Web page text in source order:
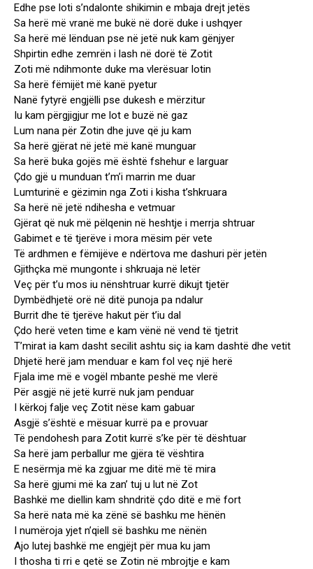
Edhe pse loti s’ndalonte shikimin e mbaja drejt jetës
Sa herë më vranë me bukë në dorë duke i ushqyer
Sa herë më lënduan pse në jetë nuk kam gënjyer
Shpirtin edhe zemrën i lash në dorë të Zotit
Zoti më ndihmonte duke ma vlerësuar lotin
Sa herë fëmijët më kanë pyetur
Nanë fytyrë engjëlli pse dukesh e mërzitur
Iu kam përgjigjur me lot e buzë në gaz
Lum nana për Zotin dhe juve që ju kam
Sa herë gjërat në jetë më kanë munguar
Sa herë buka gojës më është fshehur e larguar
Çdo gjë u munduan t’m’i marrin me duar
Lumturinë e gëzimin nga Zoti i kisha t’shkruara
Sa herë në jetë ndihesha e vetmuar
Gjërat që nuk më pëlqenin në heshtje i merrja shtruar
Gabimet e të tjerëve i mora mësim për vete
Të ardhmen e fëmijëve e ndërtova me dashuri për jetën
Gjithçka më mungonte i shkruaja në letër
Veç për t’u mos iu nënshtruar kurrë dikujt tjetër
Dymbëdhjetë orë në ditë punoja pa ndalur
Burrit dhe të tjerëve hakut për t’iu dal
Çdo herë veten time e kam vënë në vend të tjetrit
T’mirat ia kam dasht secilit ashtu siç ia kam dashtë dhe vetit
Dhjetë herë jam menduar e kam fol veç një herë
Fjala ime më e vogël mbante peshë me vlerë
Për asgjë në jetë kurrë nuk jam penduar
I kërkoj falje veç Zotit nëse kam gabuar
Asgjë s’është e mësuar kurrë pa e provuar
Të pendohesh para Zotit kurrë s’ke për të dështuar
Sa herë jam perballur me gjëra të vështira
E nesërmja më ka zgjuar me ditë më të mira
Sa herë gjumi më ka zan’ tuj u lut në Zot
Bashkë me diellin kam shndritë çdo ditë e më fort
Sa herë nata më ka zënë së bashku me hënën
I numëroja yjet n’qiell së bashku me nënën
Ajo lutej bashkë me engjëjt për mua ku jam
I thosha ti rri e qetë se Zotin në mbrojtje e kam